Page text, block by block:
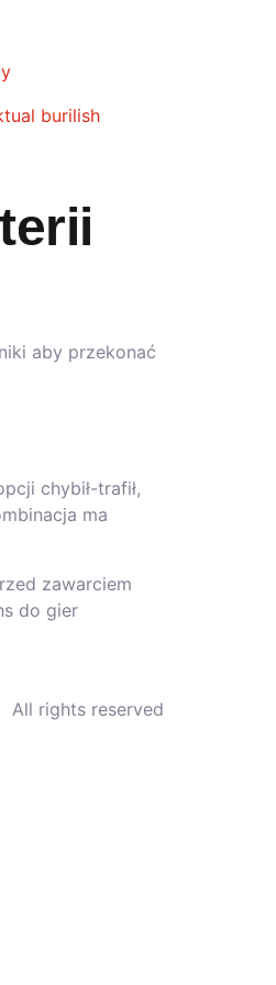
burilish
aby przekonać
chybił-trafił,
ma
zawarciem
do gier
All rights reserved